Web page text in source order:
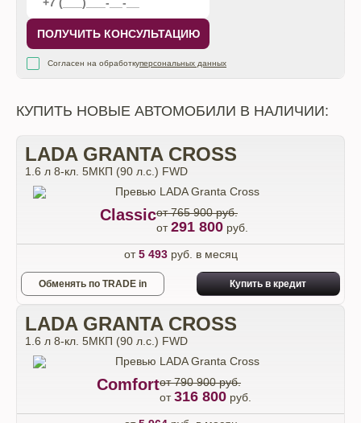
ПОЛУЧИТЬ КОНСУЛЬТАЦИЮ
Согласен на обработкуперсональных данных
КУПИТЬ НОВЫЕ АВТОМОБИЛИ В НАЛИЧИИ:
LADA GRANTA CROSS
1.6 л 8-кл. 5МКП (90 л.с.) FWD
Classicот 765 900 руб.
от291 800 руб.
от5 493руб. в месяц
Обменять по TRADE in Купить в кредит
LADA GRANTA CROSS
1.6 л 8-кл. 5МКП (90 л.с.) FWD
Comfortот 790 900 руб.
от316 800 руб.